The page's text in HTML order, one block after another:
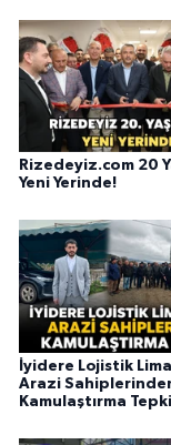
Rizedeyiz.com 20
Yeni Yerinde!
İyidere Lojistik
Arazi
Kamulaştırma